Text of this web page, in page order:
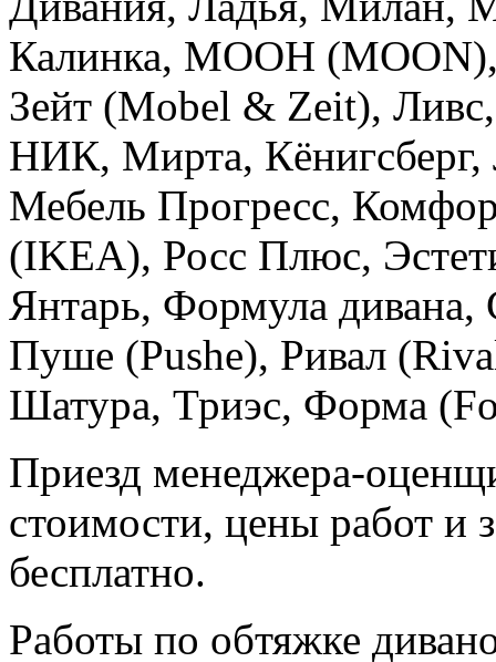
Калинка, МООН (MOON),
Зейт (Mobel & Zeit),
НИК, Мирта,
Мебель Прогресс,
(IKEA), Росс Плюс,
Янтарь, Формула дивана,
Пуше (Pushe), Ривал
Шатура, Триэс, Форма
Приезд менеджера-
стоимости, цены работ и
бесплатно.
Работы по обтяжке